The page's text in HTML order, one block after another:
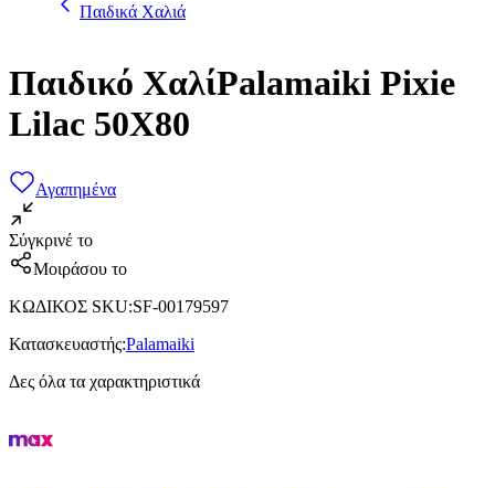
Παιδικά Χαλιά
Παιδικό ΧαλίPalamaiki Pixie
Lilac 50X80
Αγαπημένα
Σύγκρινέ το
Μοιράσου το
ΚΩΔΙΚΟΣ SKU:SF-00179597
Κατασκευαστής:Palamaiki
Δες όλα τα χαρακτηριστικά